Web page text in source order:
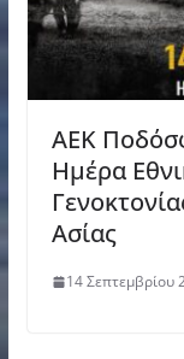
ΑΕΚ
Ημέρα
Ασίας
14 Σεπτεμβρίου